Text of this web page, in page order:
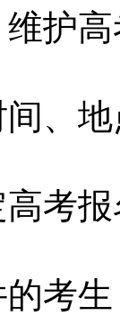
护
、地
报
生